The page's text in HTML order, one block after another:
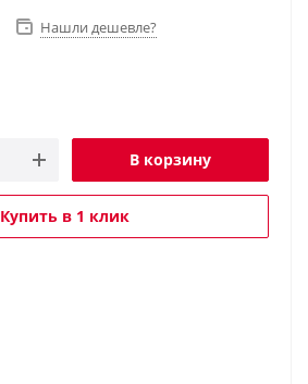
Нашли дешевле?
В корзину
Купить в 1 клик